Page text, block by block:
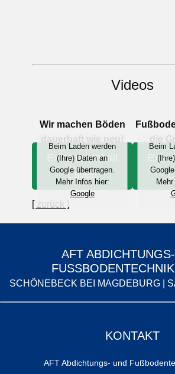
Videos
Wir machen Böden
dauerhaft wie neu!
Externen Inhalt
Laden
Beim Laden werden
(Ihre) Daten an
Google übertragen.
Mehr Infos hier:
Google
[ zurück ]
die
Beim
AFT
FUSSBODENTECHNIK
SCHÖNEBECK BEI MAGDEBURG |
KONTAKT
AFT Abdichtungs- und